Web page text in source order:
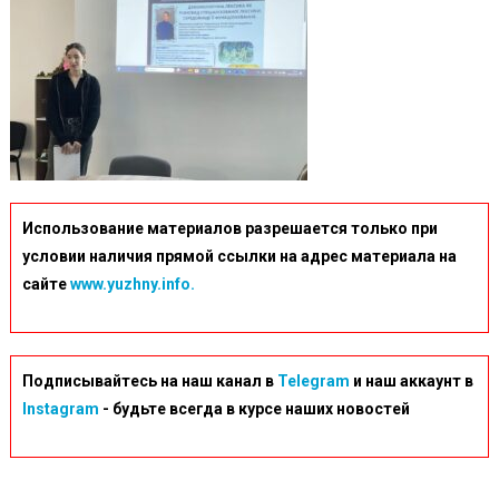
Использование материалов разрешается только при
условии наличия прямой ссылки на адрес материала на
сайтеwww.yuzhny.info.
Подписывайтесь на наш канал в Telegram и наш аккаунт в
Instagram - будьте всегда в курсе наших новостей